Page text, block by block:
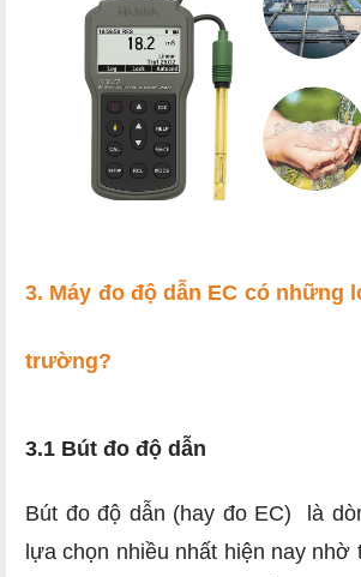
3. Máy đo độ dẫn EC có những
trường?
3.1 Bút đo độ dẫn
Bút đo độ dẫn (hay đo EC) là
lựa chọn nhiều nhất hiện nay nhờ